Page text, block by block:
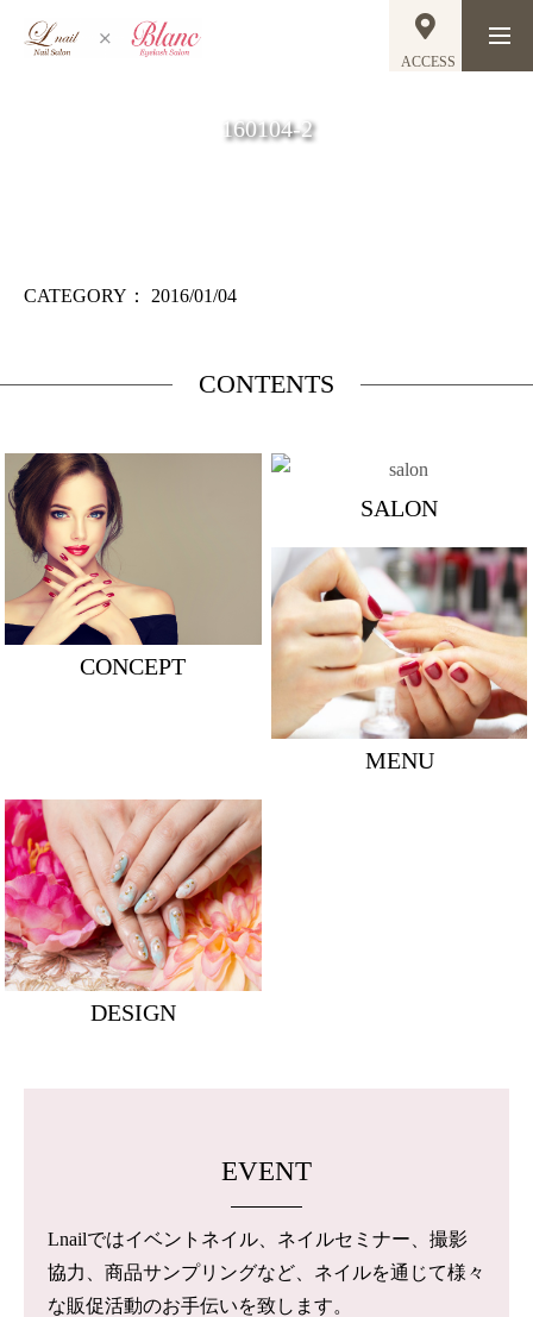
ACCESS
160104-2
CATEGORY： 2016/01/04
CONTENTS
CONCEPT
SALON
MENU
DESIGN
EVENT
Lnailではイベントネイル、ネイルセミナー、撮影
協力、商品サンプリングなど、ネイルを通じて様々
な販促活動のお手伝いを致します。